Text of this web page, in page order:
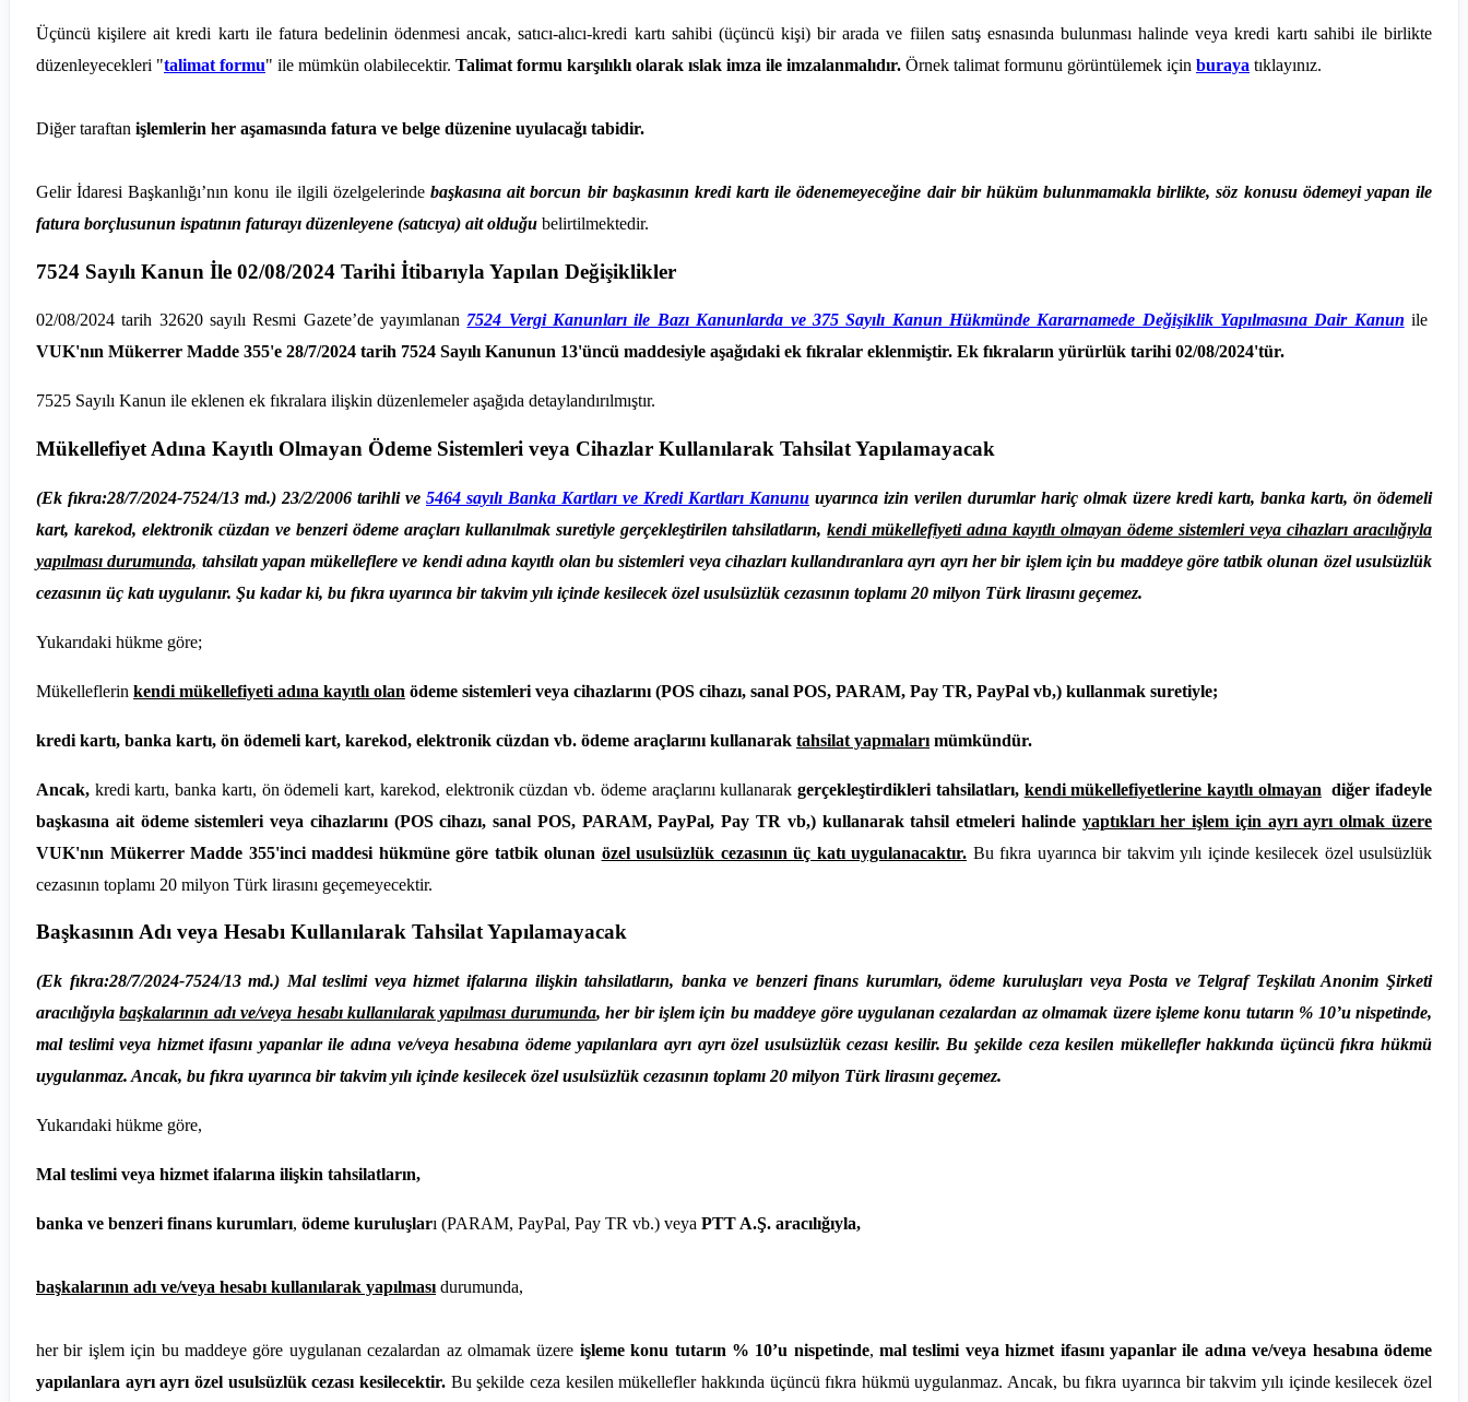
Üçüncü kişilere ait kredi kartı ile fatura bedelinin ödenmesi ancak, satıcı-alıcı-kredi kartı sahibi (üçüncü kişi) bir arada ve fiilen satış esnasında bulunması halinde veya kredi kartı sahibi ile birlikte
düzenleyecekleri "talimat formu" ile mümkün olabilecektir. Talimat formu karşılıklı olarak ıslak imza ile imzalanmalıdır. Örnek talimat formunu görüntülemek için buraya tıklayınız.
Diğer taraftan işlemlerin her aşamasında fatura ve belge düzenine uyulacağı tabidir.
Gelir İdaresi Başkanlığı’nın konu ile ilgili özelgelerindebaşkasına ait borcun bir başkasının kredi kartı ile ödenemeyeceğine dair bir hüküm bulunmamakla birlikte, söz konusu ödemeyi yapan ile
fatura borçlusunun ispatının faturayı düzenleyene (satıcıya) ait olduğu belirtilmektedir.
7524 Sayılı Kanun İle 02/08/2024 Tarihi İtibarıyla Yapılan Değişiklikler
02/08/2024 tarih 32620 sayılı Resmi Gazete’de yayımlanan 7524 Vergi Kanunları ile Bazı Kanunlarda ve 375 Sayılı Kanun Hükmünde Kararnamede Değişiklik Yapılmasına Dair Kanun ile
VUK'nın Mükerrer Madde 355'e 28/7/2024 tarih 7524 Sayılı Kanunun 13'üncü maddesiyle aşağıdaki ek fıkralar eklenmiştir. Ek fıkraların yürürlük tarihi 02/08/2024'tür.
7525 Sayılı Kanun ile eklenen ek fıkralara ilişkin düzenlemeler aşağıda detaylandırılmıştır.
Mükellefiyet Adına Kayıtlı Olmayan Ödeme Sistemleri veya Cihazlar Kullanılarak Tahsilat Yapılamayacak
(Ek fıkra:28/7/2024-7524/13 md.) 23/2/2006 tarihli ve 5464 sayılı Banka Kartları ve Kredi Kartları Kanunu uyarınca izin verilen durumlar hariç olmak üzere kredi kartı, banka kartı, ön ödemeli
kart, karekod, elektronik cüzdan ve benzeri ödeme araçları kullanılmak suretiyle gerçekleştirilen tahsilatların,kendi mükellefiyeti adına kayıtlı olmayan ödeme sistemleri veya cihazları aracılığıyla
yapılması durumunda, tahsilatı yapan mükelleflere ve kendi adına kayıtlı olan bu sistemleri veya cihazları kullandıranlara ayrı ayrı her bir işlem için bu maddeye göre tatbik olunan özel usulsüzlük
cezasının üç katı uygulanır. Şu kadar ki, bu fıkra uyarınca bir takvim yılı içinde kesilecek özel usulsüzlük cezasının toplamı 20 milyon Türk lirasını geçemez.
Yukarıdaki hükme göre;
Mükelleflerin kendi mükellefiyeti adına kayıtlı olan ödeme sistemleri veya cihazlarını (POS cihazı, sanal POS, PARAM, Pay TR, PayPal vb,) kullanmak suretiyle;
kredi kartı, banka kartı, ön ödemeli kart, karekod, elektronik cüzdan vb. ödeme araçlarını kullanarak tahsilat yapmaları mümkündür.
Ancak, kredi kartı, banka kartı, ön ödemeli kart, karekod, elektronik cüzdan vb. ödeme araçlarını kullanarakgerçekleştirdikleri tahsilatları, kendi mükellefiyetlerine kayıtlı olmayan diğer ifadeyle
başkasına ait ödeme sistemleri veya cihazlarını (POS cihazı, sanal POS, PARAM, PayPal, Pay TR vb,) kullanarak tahsil etmeleri halinde yaptıkları her işlem için ayrı ayrı olmak üzere
VUK'nın Mükerrer Madde 355'inci maddesi hükmüne göre tatbik olunan özel usulsüzlük cezasının üç katı uygulanacaktır. Bu fıkra uyarınca bir takvim yılı içinde kesilecek özel usulsüzlük
cezasının toplamı 20 milyon Türk lirasını geçemeyecektir.
Başkasının Adı veya Hesabı Kullanılarak Tahsilat Yapılamayacak
(Ek fıkra:28/7/2024-7524/13 md.) Mal teslimi veya hizmet ifalarına ilişkin tahsilatların, banka ve benzeri finans kurumları, ödeme kuruluşları veya Posta ve Telgraf Teşkilatı Anonim Şirketi
aracılığıylabaşkalarının adı ve/veya hesabı kullanılarak yapılması durumunda, her bir işlem için bu maddeye göre uygulanan cezalardan az olmamak üzere işleme konu tutarın % 10’u nispetinde,
mal teslimi veya hizmet ifasını yapanlar ile adına ve/veya hesabına ödeme yapılanlara ayrı ayrı özel usulsüzlük cezası kesilir. Bu şekilde ceza kesilen mükellefler hakkında üçüncü fıkra hükmü
uygulanmaz. Ancak, bu fıkra uyarınca bir takvim yılı içinde kesilecek özel usulsüzlük cezasının toplamı 20 milyon Türk lirasını geçemez.
Yukarıdaki hükme göre,
Mal teslimi veya hizmet ifalarına ilişkin tahsilatların,
banka ve benzeri finans kurumları, ödeme kuruluşları (PARAM, PayPal, Pay TR vb.) veya PTT A.Ş. aracılığıyla,
başkalarının adı ve/veya hesabı kullanılarak yapılması durumunda,
her bir işlem için bu maddeye göre uygulanan cezalardan az olmamak üzere işleme konu tutarın % 10’u nispetinde,mal teslimi veya hizmet ifasını yapanlar ile adına ve/veya hesabına ödeme
yapılanlara ayrı ayrı özel usulsüzlük cezası kesilecektir. Bu şekilde ceza kesilen mükellefler hakkında üçüncü fıkra hükmü uygulanmaz. Ancak, bu fıkra uyarınca bir takvim yılı içinde kesilecek özel